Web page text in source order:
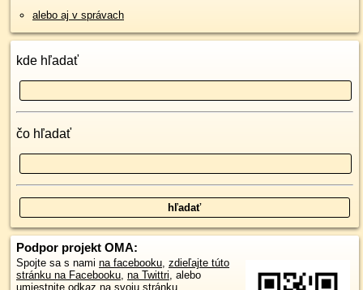
alebo aj v správach
kde hľadať
čo hľadať
Podpor projekt OMA:
Spojte sa s nami na facebooku, zdieľajte túto
stránku na Facebooku, na Twittri, alebo
umiestnite odkaz na svoju stránku.